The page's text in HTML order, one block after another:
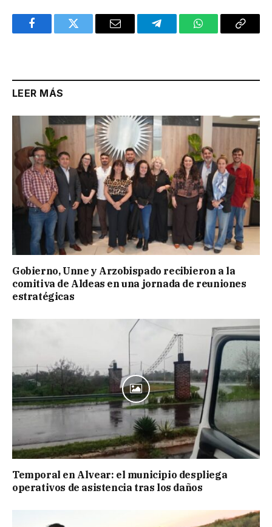
FacebookTwitter Email TelegramWhatsAppCopy
LEER MÁS
Gobierno, Unne y Arzobispado recibieron a la
comitiva de Aldeas en una jornada de reuniones
estratégicas
Temporal en Alvear: el municipio despliega
operativos de asistencia tras los daños